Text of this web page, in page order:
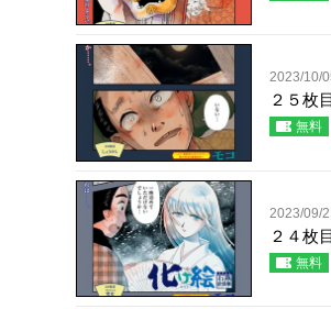
2023/10/
２５枚
無料
2023/09/
２４枚
無料